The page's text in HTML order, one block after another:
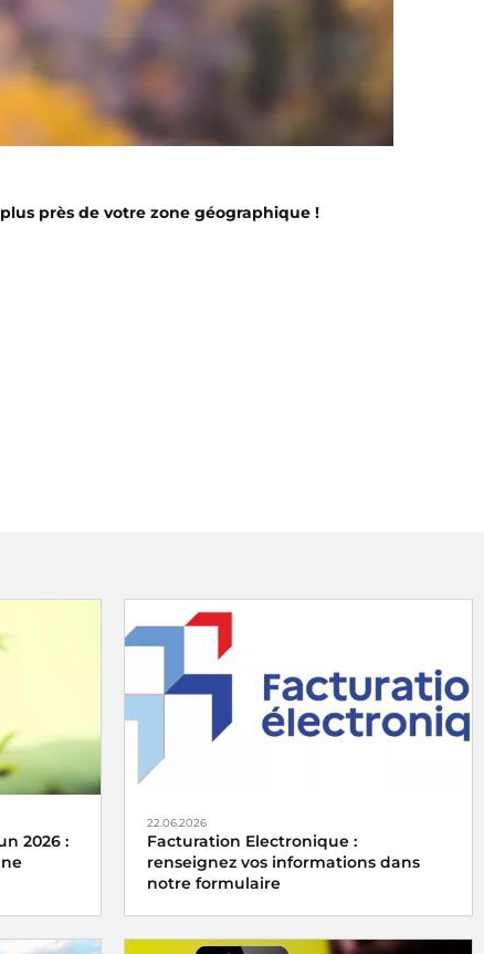
près de votre zone géographique !
2026 :
22.06.2026
Facturation Electronique :
renseignez vos informations dans
notre formulaire